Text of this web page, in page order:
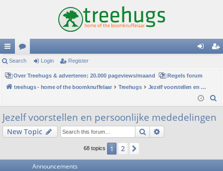
ui
ck
lin
ks
or
u
m
s
in
Search Login Register
Over Treehugs & adverteren: 20.000 pageviews/maand
Regels forum
treehugs - home of the boomknuffelaar
Treehugs
Jezelf voorstellen en persoonlijke mededelingen
Jezelf voorstellen en persoonlijke mededelingen
New Topic Search
68 topics 1 2
Announcements